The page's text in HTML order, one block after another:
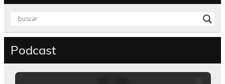
Podcast